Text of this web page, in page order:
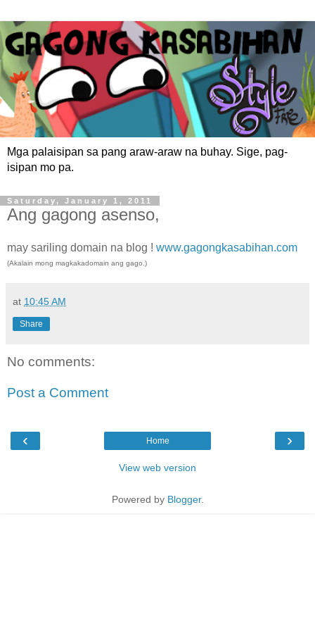
Mga palaisipan sa pang araw-araw na buhay. Sige, pag-
isipan mo pa.
Saturday, January 1, 2011
Ang gagong asenso,
may sariling domain na blog ! www.gagongkasabihan.com
(Akalain mong magkakadomain ang gago.)
at 10:45 AM
Share
No comments:
Post a Comment
‹ ›
Home
View web version
Powered by Blogger.